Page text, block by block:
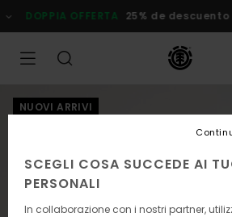
alle
informazioni
prodotto
DOPPIA OFFERTA 25% de descuento
NUOVI ARRIVI
SCEGLI COSA SUCCEDE AI
PERSONALI
In collaborazione con i nostri partner,